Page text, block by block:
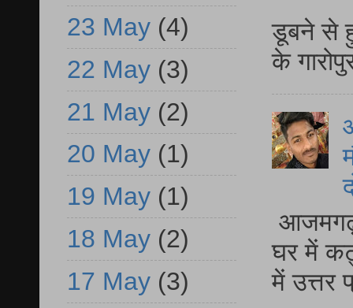
डूबने से
के
घर में
में
23 May (4)
22 May (3)
21 May (2)
20 May (1)
19 May (1)
18 May (2)
17 May (3)